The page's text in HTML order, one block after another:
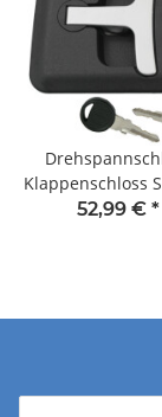
Klappenschloss
Serviceklappe
52,99 € *